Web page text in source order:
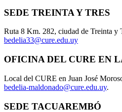
SEDE TREINTA Y TRES
Ruta 8 Km. 282, ciudad de Treinta y
bedelia33@cure.edu.uy
OFICINA DEL CURE EN
Local del CURE en Juan José
bedelia-maldonado@cure.edu.uy.
SEDE TACUAREMBÓ